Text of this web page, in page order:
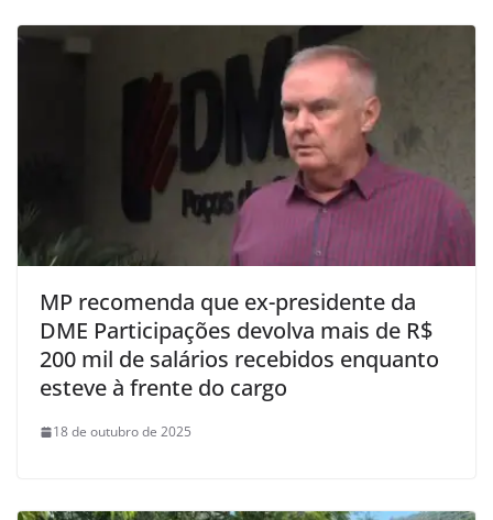
MP recomenda que ex-presidente da
DME Participações devolva mais de R$
200 mil de salários recebidos enquanto
esteve à frente do cargo
18 de outubro de 2025